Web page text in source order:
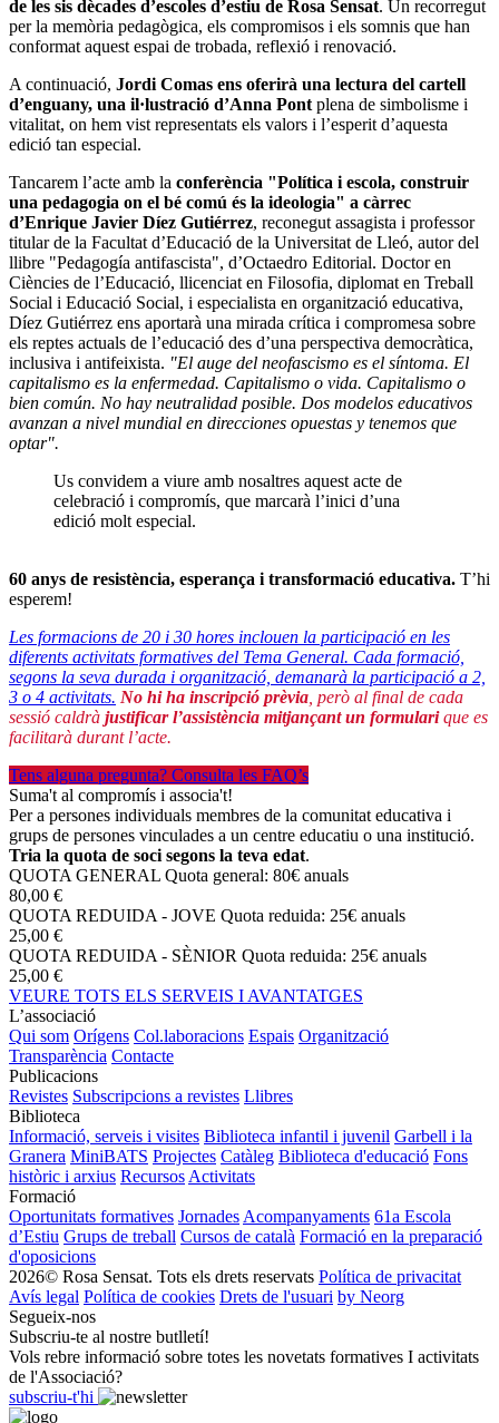
de les sis dècades d’escoles d’estiu de Rosa Sensat. Un recorregut
per la memòria pedagògica, els compromisos i els somnis que han
conformat aquest espai de trobada, reflexió i renovació.
A continuació, Jordi Comas ens oferirà una lectura del cartell
d’enguany, una il·lustració d’Anna Pont plena de simbolisme i
vitalitat, on hem vist representats els valors i l’esperit d’aquesta
edició tan especial.
Tancarem l’acte amb la conferència "Política i escola, construir
una pedagogia on el bé comú és la ideologia" a càrrec
d’Enrique Javier Díez Gutiérrez, reconegut assagista i professor
titular de la Facultat d’Educació de la Universitat de Lleó, autor del
llibre "Pedagogía antifascista", d’Octaedro Editorial. Doctor en
Ciències de l’Educació, llicenciat en Filosofia, diplomat en Treball
Social i Educació Social, i especialista en organització educativa,
Díez Gutiérrez ens aportarà una mirada crítica i compromesa sobre
els reptes actuals de l’educació des d’una perspectiva democràtica,
inclusiva i antifeixista. "El auge del neofascismo es el síntoma. El
capitalismo es la enfermedad. Capitalismo o vida. Capitalismo o
bien común. No hay neutralidad posible. Dos modelos educativos
avanzan a nivel mundial en direcciones opuestas y tenemos que
optar".
Us convidem a viure amb nosaltres aquest acte de
celebració i compromís, que marcarà l’inici d’una
edició molt especial.
60 anys de resistència, esperança i transformació educativa. T’hi
esperem!
Les formacions de 20 i 30 hores inclouen la participació en les
diferents activitats formatives del Tema General. Cada formació,
segons la seva durada i organització, demanarà la participació a 2,
3 o 4 activitats. No hi ha inscripció prèvia , però al final de cada
sessió caldrà justificar l’assistència mitjançant un formularique es
facilitarà durant l’acte.
Tens alguna pregunta? Consulta les FAQ’s
Suma't al compromís i associa't!
Per a persones individuals membres de la comunitat educativa i
grups de persones vinculades a un centre educatiu o una institució.
Tria la quota de soci segons la teva edat.
QUOTA GENERAL Quota general: 80€ anuals
80,00 €
QUOTA REDUIDA - JOVE Quota reduida: 25€ anuals
25,00 €
QUOTA REDUIDA - SÈNIOR Quota reduida: 25€ anuals
25,00 €
VEURE TOTS ELS SERVEIS I AVANTATGES
L’associació
Qui som Orígens Col.laboracions Espais Organització
Transparència Contacte
Publicacions
Revistes Subscripcions a revistes Llibres
Biblioteca
Informació, serveis i visites Biblioteca infantil i juvenil Garbell i la
Granera MiniBATS Projectes Catàleg Biblioteca d'educació Fons
històric i arxius Recursos Activitats
Formació
Oportunitats formatives Jornades Acompanyaments 61a Escola
d’Estiu Grups de treball Cursos de català Formació en la preparació
d'oposicions
2026© Rosa Sensat. Tots els drets reservats Política de privacitat
Avís legal Política de cookies Drets de l'usuari by Neorg
Segueix-nos
Subscriu-te al nostre butlletí!
Vols rebre informació sobre totes les novetats formatives I activitats
de l'Associació?
subscriu-t'hi